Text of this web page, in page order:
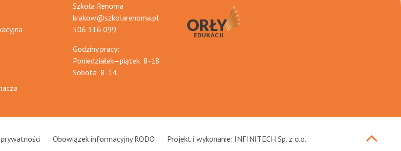
Szkoła Renoma
krakow@szkolarenoma.pl
506 316 099
Godziny pracy:
Poniedziałek—piątek: 8-18
Sobota: 8-14
Obowiązek informacyjny RODO Projekt i wykonanie: INFINITECH Sp. z o.o.